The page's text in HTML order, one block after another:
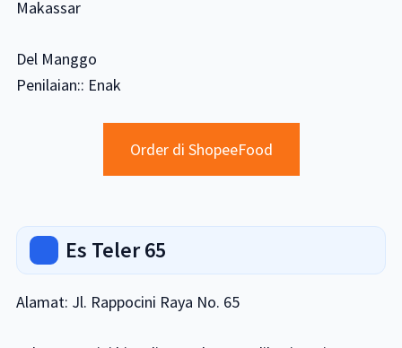
Makassar
Del Manggo
Penilaian:: Enak
Order di ShopeeFood
Es Teler 65
Alamat: Jl. Rappocini Raya No. 65